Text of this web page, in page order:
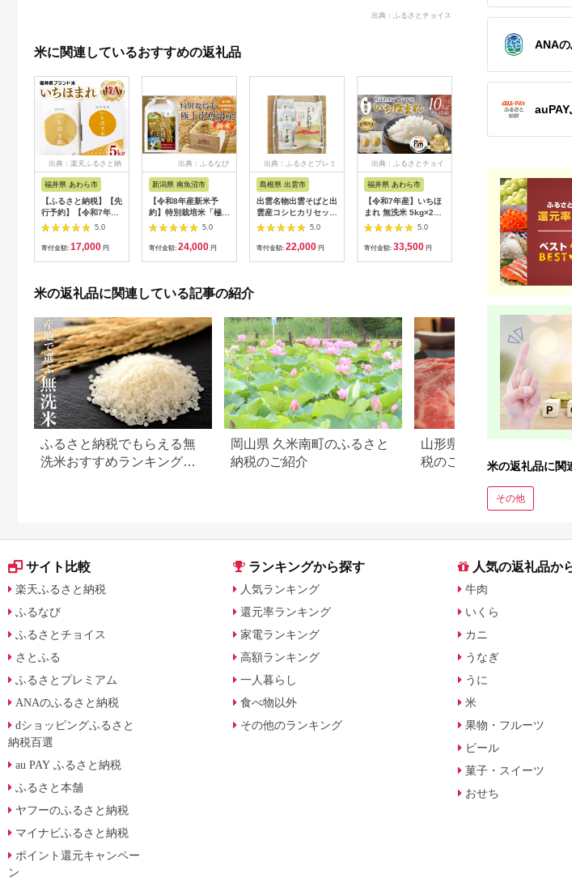
出典：ふるさとチョイス
米に関連しているおすすめの返礼品
出典：楽天ふるさと納
福井県 あわら市
【ふるさと納税】【先
行予約】【令和7年
産】いちほまれ 精米
5kg 《ギフトにもお
すすめ！化粧箱入り》
旬以降順次発送予定
5.0
寄付金額: 17,000 円
出典：ふるなび
新潟県 南魚沼市
【令和8年産新米予
約】特別栽培米「極上
南魚沼産コシヒカリ」
（有機肥料、8割減農
薬栽培）玄米5ｋｇ
米】【2026年10月上
旬より1ヶ月以内に順
5.0
寄付金額: 24,000 円
出典：ふるさとプレミ
島根県 出雲市
出雲名物出雲そばと出
雲産コシヒカリセット
322032_EH0025.0
寄付金額: 22,000 円
出典：ふるさとチョイ
福井県 あわら市
【令和7年産】いちほ
まれ 無洗米 5kg×2袋
（計10kg）／ 福井県
産 ブランド米 ご飯 白
米 新鮮 [aw064-
5.0
寄付金額: 33,500 円
秋田県 北秋田市
※令和7年産※秋田県
産 あきたこまち
5kg【玄米】(5kg小分
け袋)【1回のみお届
け】2025年産 お届け
時期選べる お米 藤岡
農産 [藤岡農産 秋田
お米 あきたこまち 米
5.0
寄付金額:10,000
米の返礼品に関連している記事の紹介
ふるさと納税でもらえる無
洗米おすすめランキング
岡山県 久米南町のふるさと
納税のご紹介
山形県 米沢市のふるさと
税のご紹介
ANA
米の返礼品に関
その他
サイト比較
楽天ふるさと納税
ふるなび
ふるさとチョイス
さとふる
ふるさとプレミアム
ANAのふるさと納税
dショッピングふるさと
納税百選
au PAY ふるさと納税
ふるさと本舗
ヤフーのふるさと納税
マイナビふるさと納税
ポイント還元キャンペー
ン
ランキングから探す
人気ランキング
還元率ランキング
家電ランキング
高額ランキング
一人暮らし
食べ物以外
その他のランキング
人気の返礼品か
牛肉
いくら
カニ
うなぎ
うに
米
果物・フルーツ
ビール
菓子・スイーツ
おせち